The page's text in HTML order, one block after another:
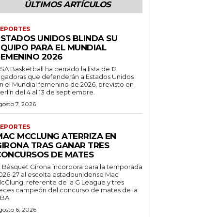
ÚLTIMOS ARTÍCULOS
UNIDOS BLINDA SU
PARA EL MUNDIAL
2026
Basketball ha cerrado la lista de 12
que defenderán a Estados Unidos
el Mundial femenino de 2026, previsto en
del 4 al 13 de septiembre.
7, 2026
MCCLUNG ATERRIZA EN
TRAS GANAR TRES
DE MATES
Bàsquet Girona incorpora para la temporada
27 al escolta estadounidense Mac
referente de la G League y tres
campeón del concurso de mates de la
6, 2026